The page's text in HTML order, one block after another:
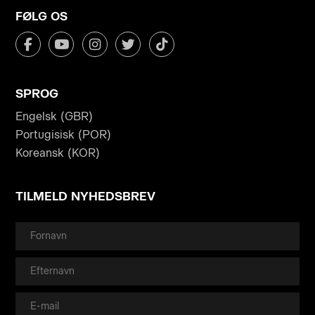
FØLG OS
SPROG
Engelsk (GBR)
Portugisisk (POR)
Koreansk (KOR)
TILMELD NYHEDSBREV